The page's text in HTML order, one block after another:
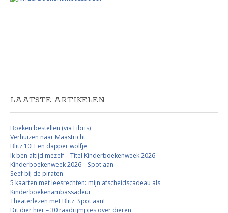
LAATSTE ARTIKELEN
Boeken bestellen (via Libris)
Verhuizen naar Maastricht
Blitz 10! Een dapper wolfje
Ik ben altijd mezelf – Titel Kinderboekenweek 2026
Kinderboekenweek 2026 – Spot aan
Seef bij de piraten
5 kaarten met leesrechten: mijn afscheidscadeau als
Kinderboekenambassadeur
Theaterlezen met Blitz: Spot aan!
Dit dier hier – 30 raadrijmpjes over dieren